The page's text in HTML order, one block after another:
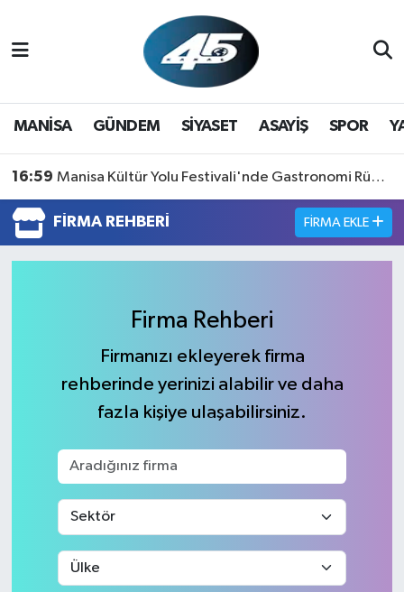
MANİSA GÜNDEM SİYASET ASAYİŞ SPOR
16:59 Manisa Kültür Yolu Festivali'nde Gastronomi Rüzgarı: Lezzetin Yıldızı "Manisa Kebabı" Oldu!
FIRMA REHBERI FIRMA EKLE
Firma Rehberi
Firmanızı ekleyerek firma
rehberinde yerinizi alabilir ve daha
fazla kişiye ulaşabilirsiniz.
GÜNDEM
Hava Durumu
Trafik Durumu